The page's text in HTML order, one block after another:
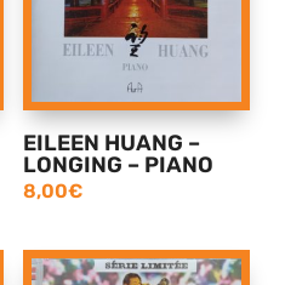
EILEEN HUANG –
LONGING – PIANO
8,00€